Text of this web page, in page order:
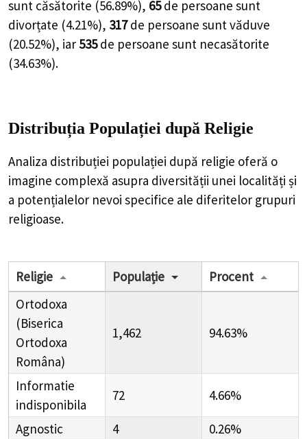
sunt căsătorite (56.89%), 65 de persoane sunt
divorțate (4.21%), 317 de persoane sunt văduve
(20.52%), iar 535 de persoane sunt necasătorite
(34.63%).
Distribuția Populației după Religie
Analiza distribuției populației după religie oferă o
imagine complexă asupra diversității unei localități și
a potențialelor nevoi specifice ale diferitelor grupuri
religioase.
Religie Populație
Procent
Ortodoxa
(Biserica
Ortodoxa
Româna)
1,462 94.63%
Informatie
indisponibila
72 4.66%
Agnostic 4
0.26%